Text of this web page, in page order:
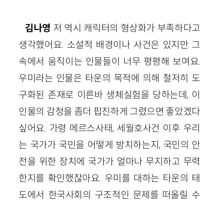
김나영 저 역시 캐릭터의 형상화가 부족하다고
생각했어요. 소설적 배경이나 사건은 있지만 그
속에서 움직이는 인물들이 너무 평평해 보여요.
우미라는 인물은 타운의 목적에 의해 철저히 도
구화된 존재로 이른바 생체실험을 당하는데, 이
인물의 감정을 좀더 핍진하게 그렸으면 좋았겠다
싶어요. 가령 메르스사태, 세월호사건 이후 우리
는 국가가 국민을 어떻게 방치하는지, 국민의 안
전을 위한 장치에 국가가 얼마나 무지하고 무력
한지를 확인했잖아요. 우미를 대하는 타운의 태
도에서 한국사회의 구조적인 문제를 떠올릴 수